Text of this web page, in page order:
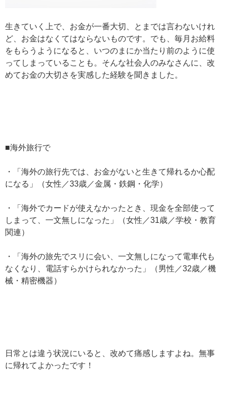
生きていく上で、お金が一番大切、とまでは言わないけれ
ど、お金はなくてはならないものです。でも、毎月お給料
をもらうようになると、いつのまにか当たり前のように使
ってしまっていることも。そんな社会人のみなさんに、改
めてお金の大切さを実感した経験を聞きました。
■海外旅行で
・「海外の旅行先では、お金がないと生きて帰れるか心配
になる」（女性／33歳／金属・鉄鋼・化学）
・「海外でカードが使えなかったとき、現金を全部使って
しまって、一文無しになった」（女性／31歳／学校・教育
関連）
・「海外の旅先でスリに会い、一文無しになって電車代も
なくなり、電話すらかけられなかった」（男性／32歳／機
械・精密機器）
日常とは違う状況にいると、改めて痛感しますよね。無事
に帰れてよかったです！